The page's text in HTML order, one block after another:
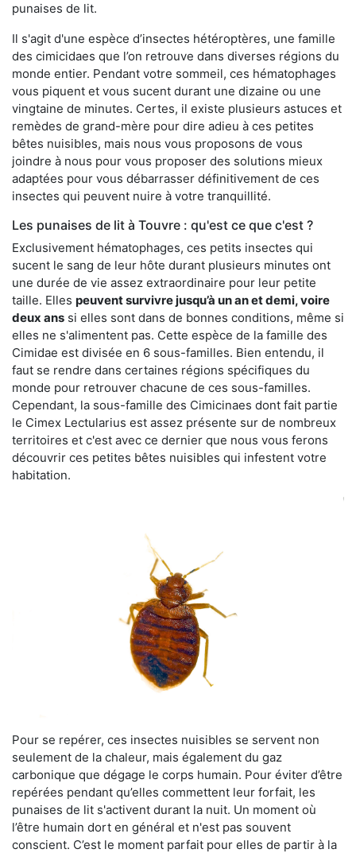
punaises de lit.
Il s'agit d'une espèce d’insectes hétéroptères, une famille
des cimicidaes que l’on retrouve dans diverses régions du
monde entier. Pendant votre sommeil, ces hématophages
vous piquent et vous sucent durant une dizaine ou une
vingtaine de minutes. Certes, il existe plusieurs astuces et
remèdes de grand-mère pour dire adieu à ces petites
bêtes nuisibles, mais nous vous proposons de vous
joindre à nous pour vous proposer des solutions mieux
adaptées pour vous débarrasser définitivement de ces
insectes qui peuvent nuire à votre tranquillité.
Les punaises de lit à Touvre : qu'est ce que c'est ?
Exclusivement hématophages, ces petits insectes qui
sucent le sang de leur hôte durant plusieurs minutes ont
une durée de vie assez extraordinaire pour leur petite
taille. Elles peuvent survivre jusqu’à un an et demi, voire
deux ans si elles sont dans de bonnes conditions, même si
elles ne s'alimentent pas. Cette espèce de la famille des
Cimidae est divisée en 6 sous-familles. Bien entendu, il
faut se rendre dans certaines régions spécifiques du
monde pour retrouver chacune de ces sous-familles.
Cependant, la sous-famille des Cimicinaes dont fait partie
le Cimex Lectularius est assez présente sur de nombreux
territoires et c'est avec ce dernier que nous vous ferons
découvrir ces petites bêtes nuisibles qui infestent votre
habitation.
Pour se repérer, ces insectes nuisibles se servent non
seulement de la chaleur, mais également du gaz
carbonique que dégage le corps humain. Pour éviter d’être
repérées pendant qu’elles commettent leur forfait, les
punaises de lit s'activent durant la nuit. Un moment où
l’être humain dort en général et n'est pas souvent
conscient. C’est le moment parfait pour elles de partir à la